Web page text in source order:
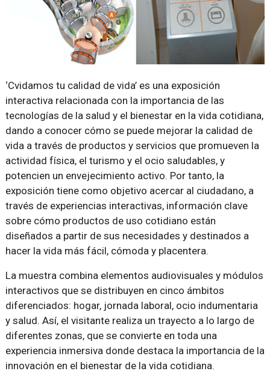
‘Cvidamos tu calidad de vida’ es una exposición
interactiva relacionada con la importancia de las
tecnologías de la salud y el bienestar en la vida cotidiana,
dando a conocer cómo se puede mejorar la calidad de
vida a través de produc­tos y servicios que promueven la
actividad física, el turismo y el ocio saluda­bles, y
potencien un envejecimiento activo. Por tanto, la
exposición tiene como objetivo acercar al ciudadano, a
través de experiencias interactivas, informa­ción clave
sobre cómo productos de uso cotidiano están
diseñados a partir de sus necesidades y destinados a
hacer la vida más fácil, cómoda y placentera.
La muestra combina elementos audiovisuales y módulos
interactivos que se distribuyen en cinco ámbitos
diferenciados: hogar, jornada laboral, ocio indu­mentaria
y salud. Así, el visitante realiza un trayecto a lo largo de
diferentes zonas, que se convierte en toda una
experiencia inmersiva donde destaca la importancia de la
innovación en el bienestar de la vida cotidiana.